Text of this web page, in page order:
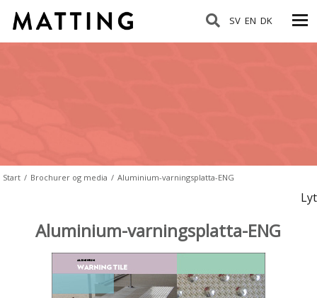
SV EN DK
Start / Brochurer og media / Aluminium-varningsplatta-ENG
Lyt
Aluminium-varningsplatta-ENG